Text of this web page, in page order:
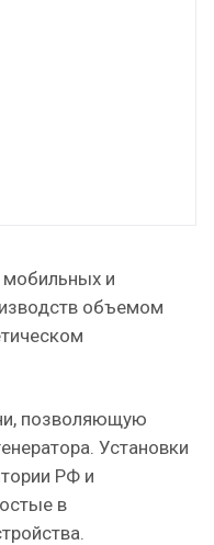
мобильных и
объемом
позволяющую
Установки
РФ и
в